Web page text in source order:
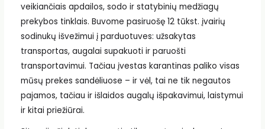
veikiančiais apdailos, sodo ir statybinių medžiagų
prekybos tinklais. Buvome pasiruošę 12 tūkst. įvairių
sodinukų išvežimui į parduotuves: užsakytas
transportas, augalai supakuoti ir paruošti
transportavimui. Tačiau įvestas karantinas paliko visas
mūsų prekes sandėliuose – ir vėl, tai ne tik negautos
pajamos, tačiau ir išlaidos augalų išpakavimui, laistymui
ir kitai priežiūrai.